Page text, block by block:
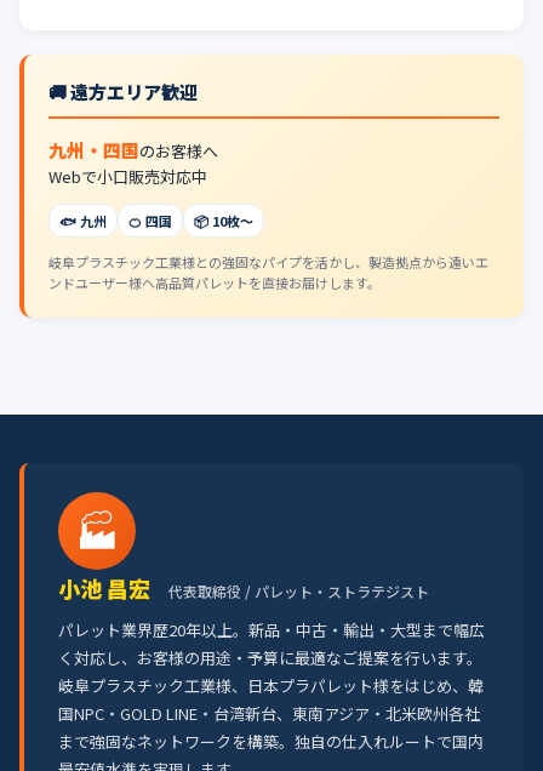
🚚 遠方エリア歓迎
九州・四国のお客様へ
Webで小口販売対応中
🐟 九州 🍊 四国 📦 10枚〜
岐阜プラスチック工業様との強固なパイプを活かし、製造拠点から遠いエ
ンドユーザー様へ高品質パレットを直接お届けします。
🏭
小池 昌宏 代表取締役 / パレット・ストラテジスト
パレット業界歴20年以上。新品・中古・輸出・大型まで幅広
く対応し、お客様の用途・予算に最適なご提案を行います。
岐阜プラスチック工業様、日本プラパレット様をはじめ、韓
国NPC・GOLD LINE・台湾新台、東南アジア・北米欧州各社
まで強固なネットワークを構築。独自の仕入れルートで国内